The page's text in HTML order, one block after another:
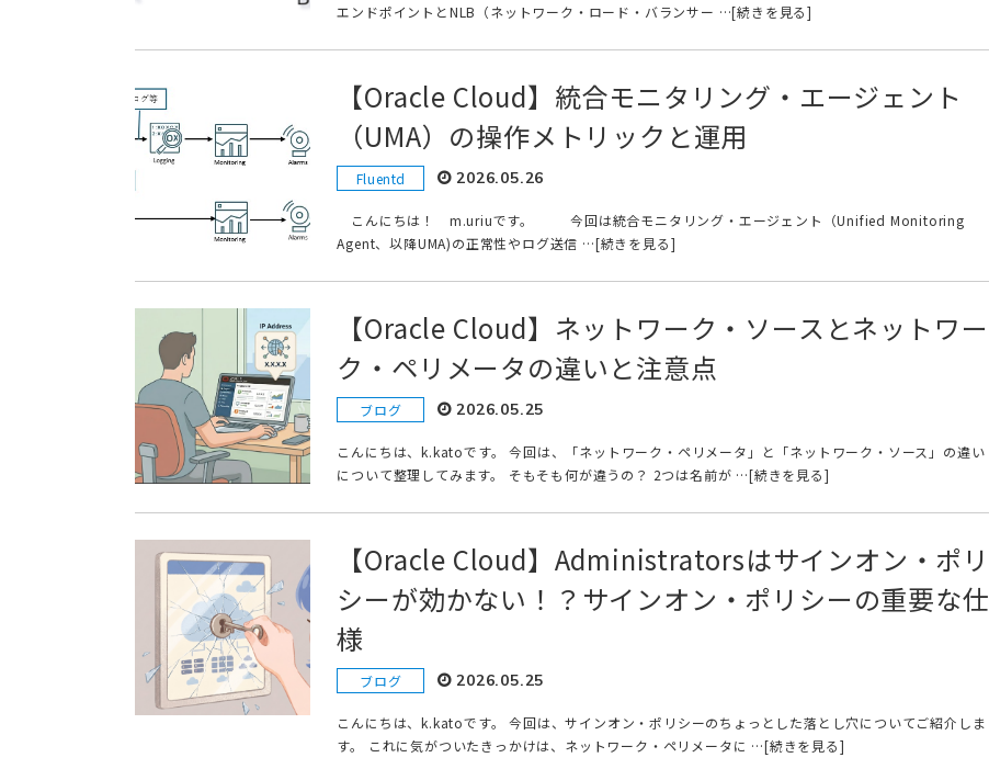
エンドポイントとNLB（ネットワーク・ロード・バランサー …[続きを見る]
【Oracle Cloud】統合モニタリング・エージェント
（UMA）の操作メトリックと運用
Fluentd 2026.05.26
こんにちは！ m.uriuです。 今回は統合モニタリング・エージェント（Unified Monitoring
Agent、以降UMA)の正常性やログ送信 …[続きを見る]
【Oracle Cloud】ネットワーク・ソースとネットワー
ク・ペリメータの違いと注意点
ブログ 2026.05.25
こんにちは、k.katoです。 今回は、「ネットワーク・ペリメータ」と「ネットワーク・ソース」の違い
について整理してみます。 そもそも何が違うの？ 2つは名前が …[続きを見る]
【Oracle Cloud】Administratorsはサインオン・ポリ
シーが効かない！？サインオン・ポリシーの重要な仕
様
ブログ 2026.05.25
こんにちは、k.katoです。 今回は、サインオン・ポリシーのちょっとした落とし穴についてご紹介しま
す。 これに気がついたきっかけは、ネットワーク・ペリメータに …[続きを見る]